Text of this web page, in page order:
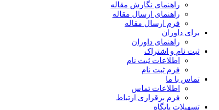
راهنمای نگارش مقاله
راهنمای ارسال مقاله
فرم ارسال مقاله
برای داوران
راهنمای داوران
ثبت نام و اشتراک
اطلاعات ثبت نام
فرم ثبت نام
تماس با ما
اطلاعات تماس
فرم برقراری ارتباط
تسهیلات پایگاه